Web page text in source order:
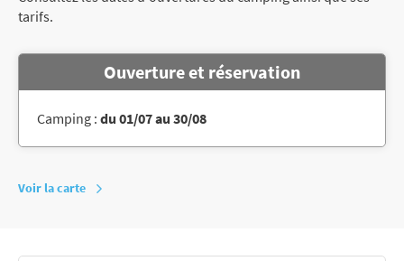
tarifs.
Ouverture et réservation
Camping : du 01/07 au 30/08
Voir la carte